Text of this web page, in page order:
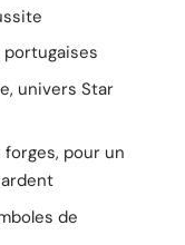
univers Star
pour un
de